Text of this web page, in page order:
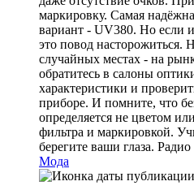
маркировку. Самая
вариант - UV380. Но если
это повод насторожиться.
случайных местах - на
обратитесь в салоны
характеристики и
приборе. И помните, что
определяется не цветом
фильтра и маркировкой.
берегите ваши глаза. Радио
Мода